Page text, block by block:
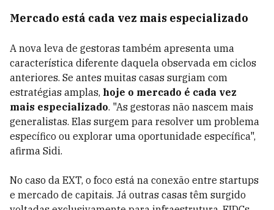
Mercado está cada vez mais especializado
A nova leva de gestoras também apresenta uma
característica diferente daquela observada em ciclos
anteriores. Se antes muitas casas surgiam com
estratégias amplas, hoje o mercado é cada vez
mais especializado. "As gestoras não nascem mais
generalistas. Elas surgem para resolver um problema
específico ou explorar uma oportunidade específica",
afirma Sidi.
No caso da EXT, o foco está na conexão entre startups
e mercado de capitais. Já outras casas têm surgido